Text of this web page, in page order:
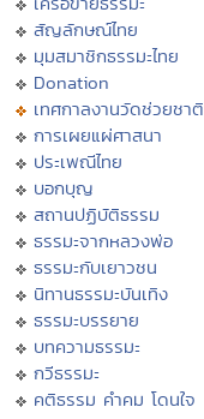
สัญลักษณ์ไทย
มุมสมาชิกธรรมะไทย
Donation
เทศกาลงานวัดช่วยชาติ
การเผยแผ่ศาสนา
ประเพณีไทย
บอกบุญ
สถานปฏิบัติธรรม
ธรรมะจากหลวงพ่อ
ธรรมะกับเยาวชน
นิทานธรรมะบันเทิง
ธรรมะบรรยาย
บทความธรรมะ
กวีธรรมะ
คติธรรม คำคม โดนใจ